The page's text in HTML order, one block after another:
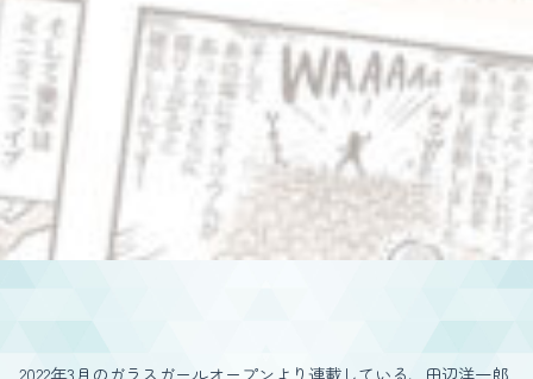
2022年3月のガラスガールオープンより連載している、田辺洋一郎